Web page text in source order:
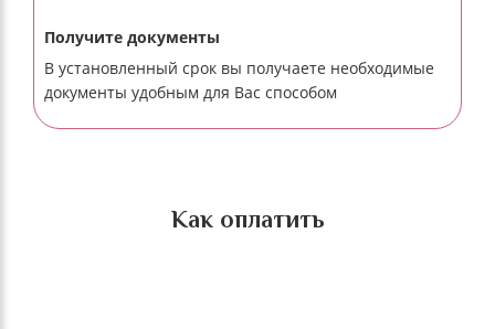
Получите документы
В установленный срок вы получаете необходимые
документы удобным для Вас способом
Как оплатить